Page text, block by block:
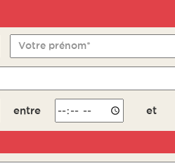
Votre prénom*
entre et